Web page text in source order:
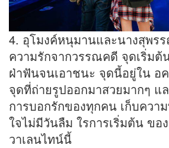
4. อุโมงค์หนุมานและนางสุพร
ความรักจากวรรณคดี จุดเริ่มต้
ฝ่าฟันจนเอาชนะ จุดนี้อยู่ใน อค
จุดที่ถ่ายรูปออกมาสวยมากๆ แ
การบอกรักของทุกคน เก็บควา
ใจไม่มีวันลืม ใรการเริ่มต้น ขอ
วาเลนไทน์นี้